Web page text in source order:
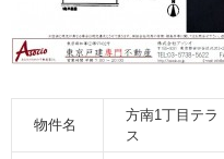
物件名
方南1丁目テラ
ス